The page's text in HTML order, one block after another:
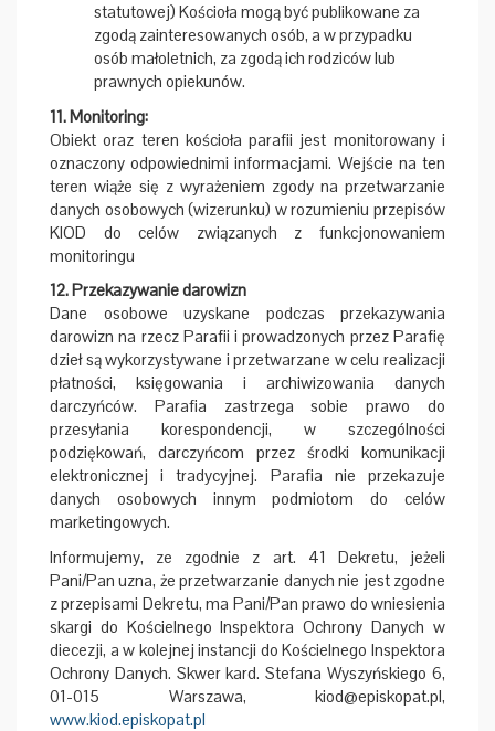
statutowej) Kościoła mogą być publikowane za
zgodą zainteresowanych osób, a w przypadku
osób małoletnich, za zgodą ich rodziców lub
prawnych opiekunów.
11. Monitoring:
Obiekt oraz teren kościoła parafii jest monitorowany i
oznaczony odpowiednimi informacjami. Wejście na ten
teren wiąże się z wyrażeniem zgody na przetwarzanie
danych osobowych (wizerunku) w rozumieniu przepisów
KIOD do celów związanych z funkcjonowaniem
monitoringu
12. Przekazywanie darowizn
Dane osobowe uzyskane podczas przekazywania
darowizn na rzecz Parafii i prowadzonych przez Parafię
dzieł są wykorzystywane i przetwarzane w celu realizacji
płatności, księgowania i archiwizowania danych
darczyńców. Parafia zastrzega sobie prawo do
przesyłania korespondencji, w szczególności
podziękowań, darczyńcom przez środki komunikacji
elektronicznej i tradycyjnej. Parafia nie przekazuje
danych osobowych innym podmiotom do celów
marketingowych.
Informujemy, ze zgodnie z art. 41 Dekretu, jeżeli
Pani/Pan uzna, że przetwarzanie danych nie jest zgodne
z przepisami Dekretu, ma Pani/Pan prawo do wniesienia
skargi do Kościelnego Inspektora Ochrony Danych w
diecezji, a w kolejnej instancji do Kościelnego Inspektora
Ochrony Danych. Skwer kard. Stefana Wyszyńskiego 6,
01-015 Warszawa, kiod@episkopat.pl,
www.kiod.episkopat.pl